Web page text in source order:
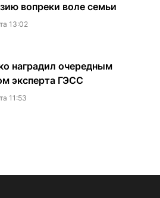
вопреки воле семьи
13:02
наградил очередным
эксперта ГЭСС
11:53